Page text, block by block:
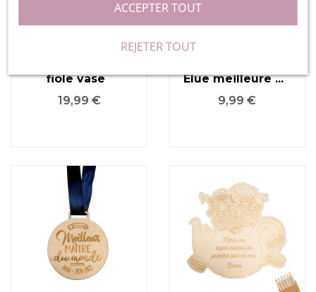
REJETER TOUT
ACCEPTER TOUT
fiole vase
Prix
19,99 €
Élue meilleure ...
Prix
9,99 €